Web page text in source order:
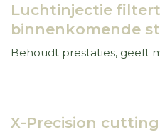
Luchtinjectie
binnenkomende
Behoudt prestaties, geeft
X-Precision